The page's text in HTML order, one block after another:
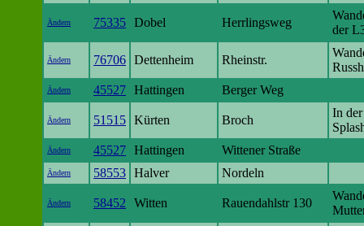
Ändern 75335 Dobel Herrlingsweg
der
Ändern 76706 Dettenheim Rheinstr.
Ändern 45527 Hattingen Berger Weg
Ändern 51515 Kürten Broch
In
Ändern 45527 Hattingen Wittener Straße
Ändern 58553 Halver Nordeln
Ändern 58452 Witten Rauendahlstr 130